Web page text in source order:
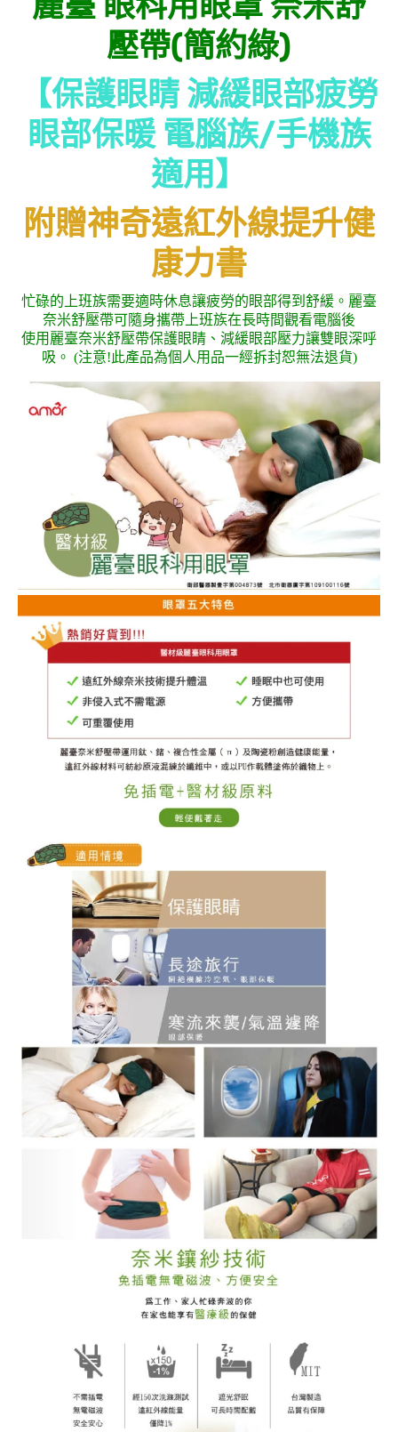
壓帶(簡約綠)
【保護眼睛 減緩眼部疲勞
眼部保暖 電腦族/手機族
適用】
附贈神奇遠紅外線提升健
康力書
忙碌的上班族需要適時休息讓疲勞的眼部得到舒緩。麗臺
奈米舒壓帶可隨身攜帶上班族在長時間觀看電腦後
使用麗臺奈米舒壓帶保護眼睛、減緩眼部壓力讓雙眼深呼
吸。 (注意!此產品為個人用品一經拆封恕無法退貨)